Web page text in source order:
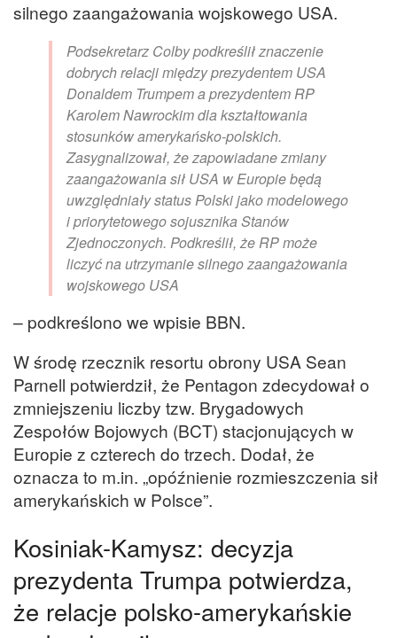
silnego zaangażowania wojskowego USA.
Podsekretarz Colby podkreślił znaczenie
dobrych relacji między prezydentem USA
Donaldem Trumpem a prezydentem RP
Karolem Nawrockim dla kształtowania
stosunków amerykańsko-polskich.
Zasygnalizował, że zapowiadane zmiany
zaangażowania sił USA w Europie będą
uwzględniały status Polski jako modelowego
i priorytetowego sojusznika Stanów
Zjednoczonych. Podkreślił, że RP może
liczyć na utrzymanie silnego zaangażowania
wojskowego USA
– podkreślono we wpisie BBN.
W środę rzecznik resortu obrony USA Sean
Parnell potwierdził, że Pentagon zdecydował o
zmniejszeniu liczby tzw. Brygadowych
Zespołów Bojowych (BCT) stacjonujących w
Europie z czterech do trzech. Dodał, że
oznacza to m.in. „opóźnienie rozmieszczenia sił
amerykańskich w Polsce”.
Kosiniak-Kamysz: decyzja
prezydenta Trumpa potwierdza,
że relacje polsko-amerykańskie